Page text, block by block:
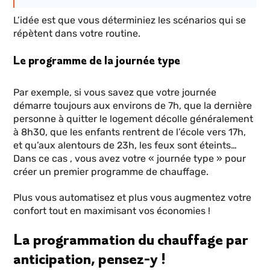
L’idée est que vous déterminiez les scénarios qui se
répètent dans votre routine.
Le programme de la journée type
Par exemple, si vous savez que votre journée
démarre toujours aux environs de 7h, que la dernière
personne à quitter le logement décolle généralement
à 8h30, que les enfants rentrent de l’école vers 17h,
et qu’aux alentours de 23h, les feux sont éteints…
Dans ce cas , vous avez votre « journée type » pour
créer un premier programme de chauffage.
Plus vous automatisez et plus vous augmentez votre
confort tout en maximisant vos économies !
La programmation du chauffage par
anticipation, pensez-y !